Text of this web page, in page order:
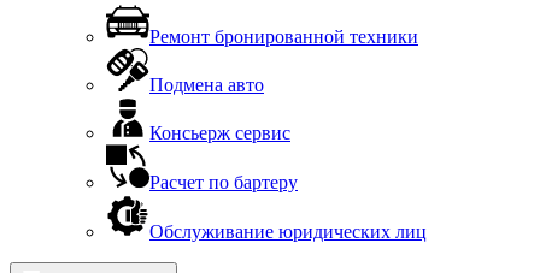
Ремонт бронированной техники
Подмена авто
Консьерж сервис
Расчет по бартеру
Обслуживание юридических лиц